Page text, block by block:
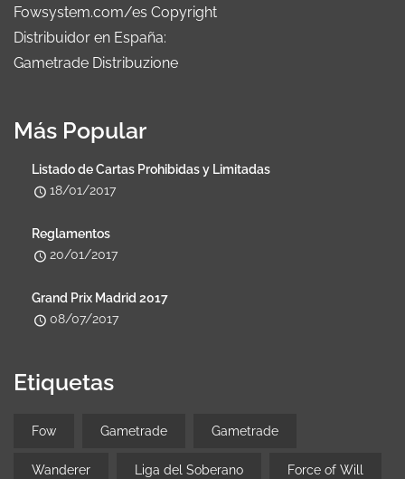
Fowsystem.com/es Copyright
Distribuidor en España:
Gametrade Distribuzione
Más Popular
Listado de Cartas Prohibidas y Limitadas
18/01/2017
Reglamentos
20/01/2017
Grand Prix Madrid 2017
08/07/2017
Etiquetas
Fow Gametrade Gametrade
Wanderer Liga del Soberano Force of Will